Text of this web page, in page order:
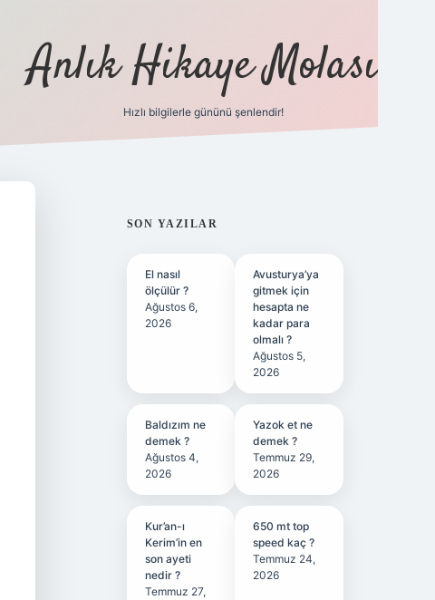
Anlık Hikaye Molası
Hızlı bilgilerle gününü şenlendir!
SIDEBAR
SON YAZILAR
El nasıl
ölçülür ?
Ağustos 6,
2026
Avusturya’ya
gitmek için
hesapta ne
kadar para
olmalı ?
Ağustos 5,
2026
Baldızım ne
demek ?
Ağustos 4,
2026
Yazok et ne
demek ?
Temmuz 29,
2026
Kur’an-ı
Kerim’in en
son ayeti
nedir ?
Temmuz 27,
650 mt top
speed kaç ?
Temmuz 24,
2026